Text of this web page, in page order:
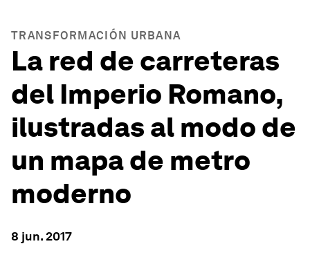
TRANSFORMACIÓN URBANA
La red de carreteras
del Imperio Romano,
ilustradas al modo de
un mapa de metro
moderno
8 jun. 2017